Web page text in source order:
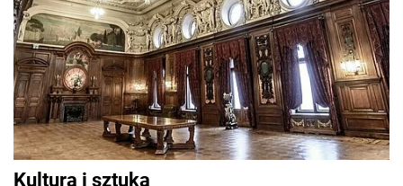
Kultura i sztuka